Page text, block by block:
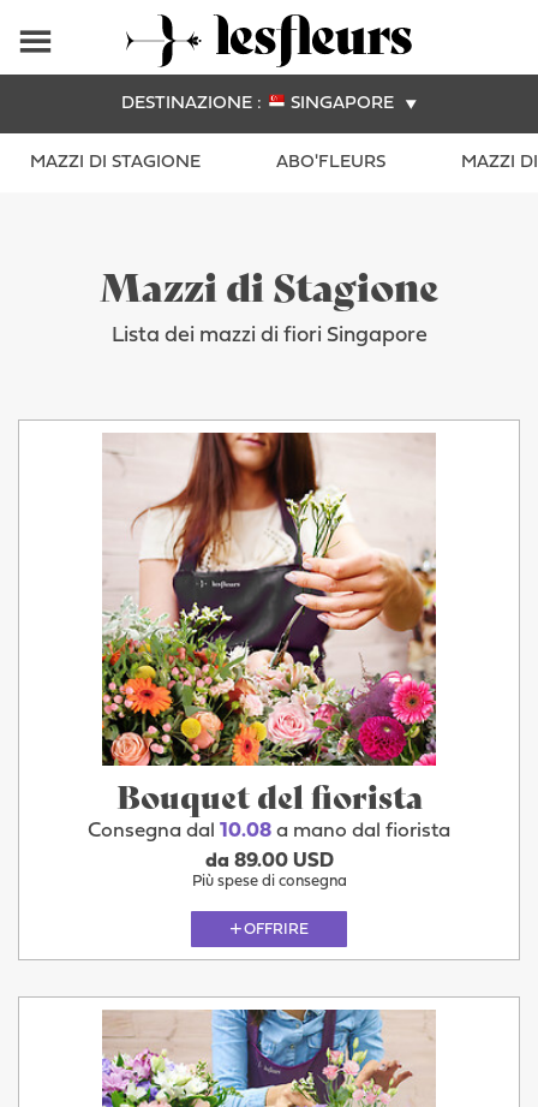
DESTINAZIONE : SINGAPORE
MAZZI DI STAGIONE ABO'FLEURS MAZZI
Mazzi di Stagione
Lista dei mazzi di fiori Singapore
Bouquet del fiorista
Consegna dal 10.08 a mano dal fiorista
da 89.00 USD
Più spese di consegna
OFFRIRE